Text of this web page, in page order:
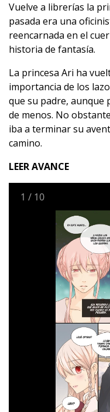
Vuelve a librerías la
pasada era una
reencarnada en el
historia de fantasía.
La princesa Ari ha
importancia de los
que su padre, aunque
de menos. No
iba a terminar su
camino.
LEER AVANCE
1 / 10